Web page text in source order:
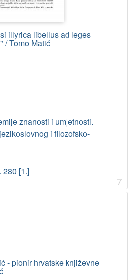
illyrica libellus ad leges
/ Tomo Matić
znanosti i umjetnosti.
i filozofsko-
280 [1.]
7
- pionir hrvatske književne